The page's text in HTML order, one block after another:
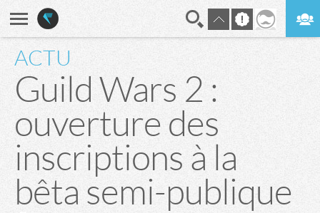
ACTU
Guild Wars 2 :
ouverture des
inscriptions à la
bêta semi-publique